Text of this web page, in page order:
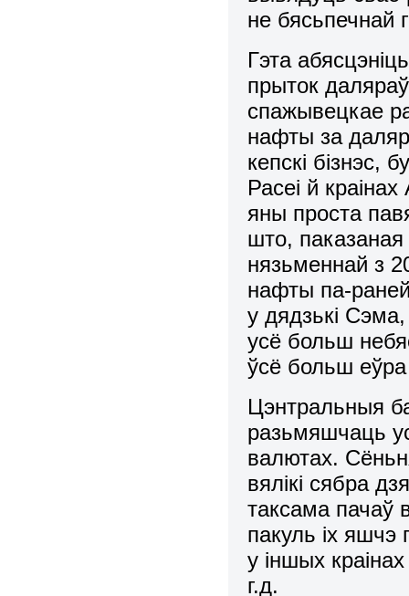
не бясьпечнай
Гэта
прыток
спажывецкае
нафты за
кепскі бізнэс,
Расеі й
яны проста
што, паказаная
нязьменнай з
нафты па-
у дядзькі
усё больш
ўсё больш еўра
Цэнтральныя
разьмяшчаць
валютах.
вялікі сябра
таксама пачаў
пакуль іх
у іншых
г.д.